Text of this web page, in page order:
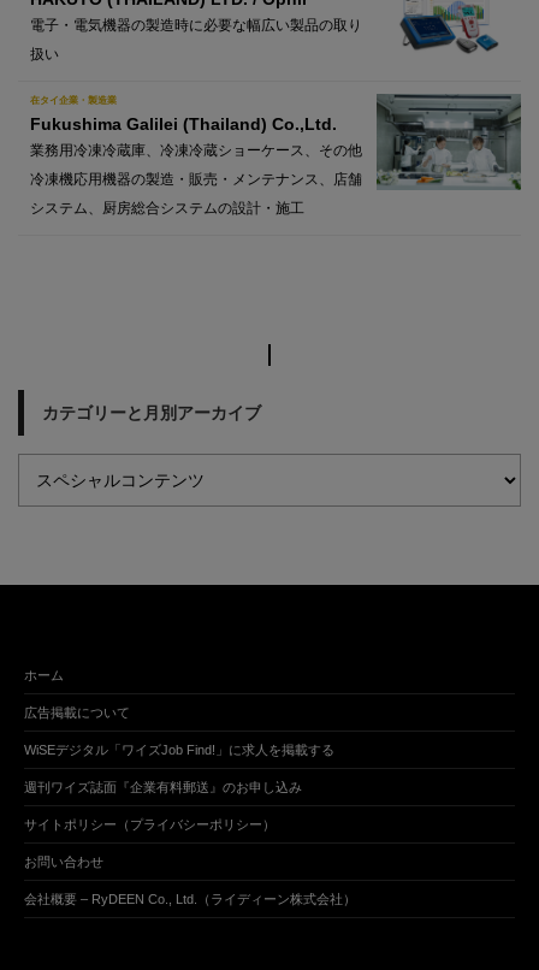
電子・電気機器の製造時に必要な幅広い製品の取り
扱い
在タイ企業・製造業
Fukushima Galilei (Thailand) Co.,Ltd.
業務用冷凍冷蔵庫、冷凍冷蔵ショーケース、その他
冷凍機応用機器の製造・販売・メンテナンス、店舗
システム、厨房総合システムの設計・施工
カテゴリーと月別アーカイブ
ホーム
広告掲載について
WiSEデジタル「ワイズJob Find!」に求人を掲載する
週刊ワイズ誌面『企業有料郵送』のお申し込み
サイトポリシー（プライバシーポリシー）
お問い合わせ
会社概要 – RyDEEN Co., Ltd.（ライディーン株式会社）